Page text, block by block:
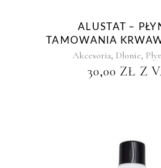
ALUSTAT –
TAMOWANIA
Akcesoria, Dłonie,
30,00 ZŁ Z